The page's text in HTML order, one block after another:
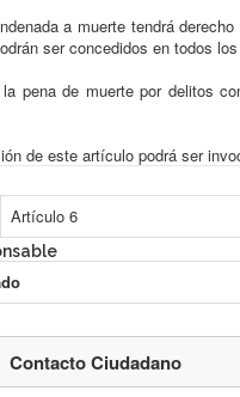
a muerte tendrá
ser concedidos en todos
pena de muerte por delitos
de este artículo podrá ser
Artículo 6
Contacto Ciudadano